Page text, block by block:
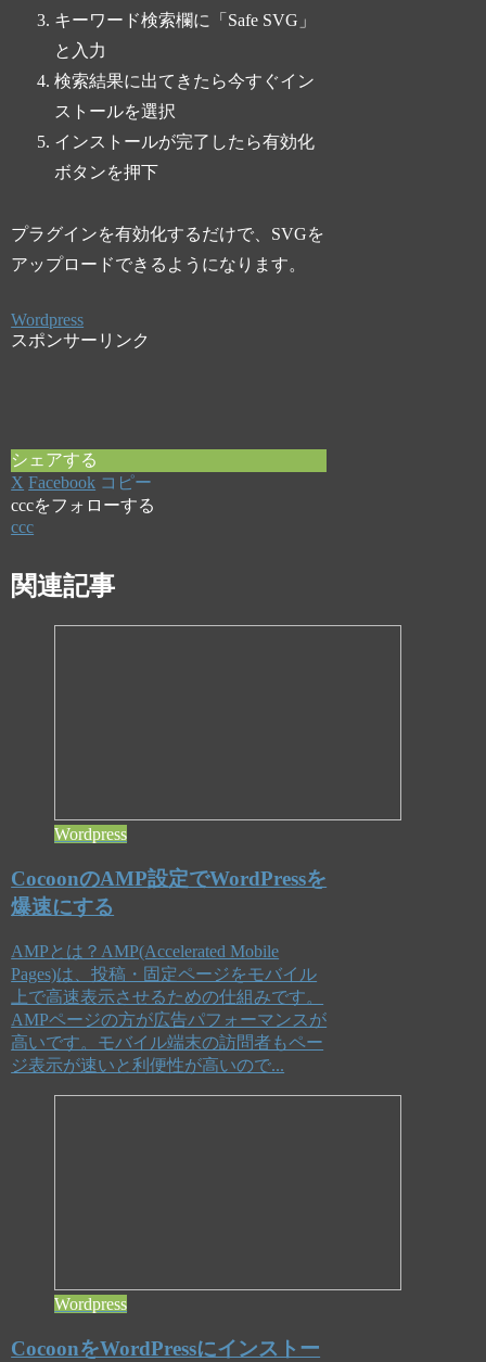
キーワード検索欄に「Safe SVG」
と入力
検索結果に出てきたら今すぐイン
ストールを選択
インストールが完了したら有効化
ボタンを押下
プラグインを有効化するだけで、SVGを
アップロードできるようになります。
Wordpress
スポンサーリンク
シェアする
X Facebook コピー
cccをフォローする
ccc
関連記事
Wordpress
CocoonのAMP設定でWordPressを
爆速にする
AMPとは？AMP(Accelerated Mobile
Pages)は、投稿・固定ページをモバイル
上で高速表示させるための仕組みです。
AMPページの方が広告パフォーマンスが
高いです。モバイル端末の訪問者もペー
ジ表示が速いと利便性が高いので...
Wordpress
CocoonをWordPressにインストー